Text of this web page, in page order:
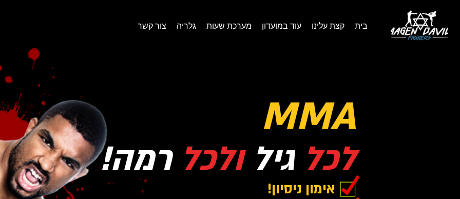
בית קצת עלינו עוד במועדון מערכת שעות גלריה צור קשר
MMA
לכל גילולכל רמה!
אימון ניסיון!